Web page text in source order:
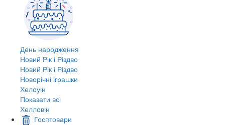
День народження
Новий Рік і Різдво
Новий Рік і Різдво
Новорічні іграшки
Хелоуін
Показати всі
Хелловін
Госптовари